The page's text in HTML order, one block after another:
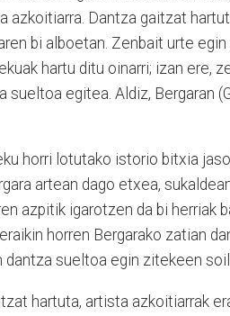
azkoitiarra. Dantza gaitzat
bi alboetan. Zenbait urte
hartu ditu oinarri; izan ere,
sueltoa egitea. Aldiz, Bergaran
horri lotutako istorio bitxia
artean dago etxea,
azpitik igarotzen da bi herriak
horren Bergarako zatian
dantza sueltoa egin zitekeen
hartuta, artista azkoitiarrak